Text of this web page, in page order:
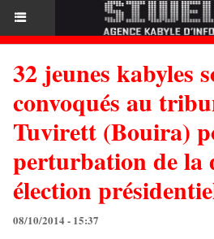
32 jeunes kabyles
convoqués au
Tuvirett (Bouira)
perturbation de la
élection
08/10/2014 - 15:37